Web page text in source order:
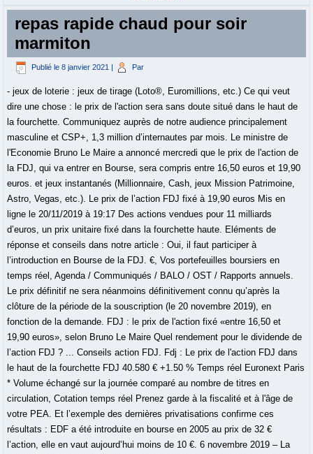
repas rapide chaud pour soir
marmiton
Publié le 8 janvier 2021 Par
- jeux de loterie : jeux de tirage (Loto®, Euromillions, etc.) Ce qui veut
dire une chose : le prix de l'action sera sans doute situé dans le haut de
la fourchette. Communiquez auprès de notre audience principalement
masculine et CSP+, 1,3 million d’internautes par mois. Le ministre de
l'Economie Bruno Le Maire a annoncé mercredi que le prix de l'action de
la FDJ, qui va entrer en Bourse, sera compris entre 16,50 euros et 19,90
euros. et jeux instantanés (Millionnaire, Cash, jeux Mission Patrimoine,
Astro, Vegas, etc.). Le prix de l’action FDJ fixé à 19,90 euros Mis en
ligne le 20/11/2019 à 19:17 Des actions vendues pour 11 milliards
d’euros, un prix unitaire fixé dans la fourchette haute. Eléments de
réponse et conseils dans notre article : Oui, il faut participer à
l’introduction en Bourse de la FDJ. €, Vos portefeuilles boursiers en
temps réel, Agenda / Communiqués / BALO / OST / Rapports annuels.
Le prix définitif ne sera néanmoins définitivement connu qu’après la
clôture de la période de la souscription (le 20 novembre 2019), en
fonction de la demande. FDJ : le prix de l'action fixé «entre 16,50 et
19,90 euros», selon Bruno Le Maire Quel rendement pour le dividende de
l’action FDJ ? ... Conseils action FDJ. Fdj : Le prix de l'action FDJ dans
le haut de la fourchette FDJ 40.580 € +1.50 % Temps réel Euronext Paris
* Volume échangé sur la journée comparé au nombre de titres en
circulation, Cotation temps réel Prenez garde à la fiscalité et à l'âge de
votre PEA. Et l’exemple des dernières privatisations confirme ces
résultats : EDF a été introduite en bourse en 2005 au prix de 32 €
l’action, elle en vaut aujourd’hui moins de 10 €. 6 novembre 2019 – La